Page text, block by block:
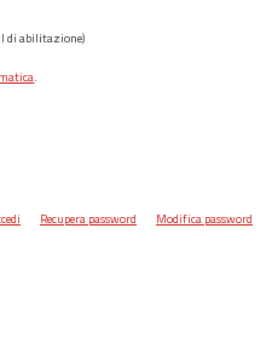
di abilitazione)
.
Recupera password Modifica password